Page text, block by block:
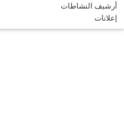
أرشيف النشاطات
إعلانات